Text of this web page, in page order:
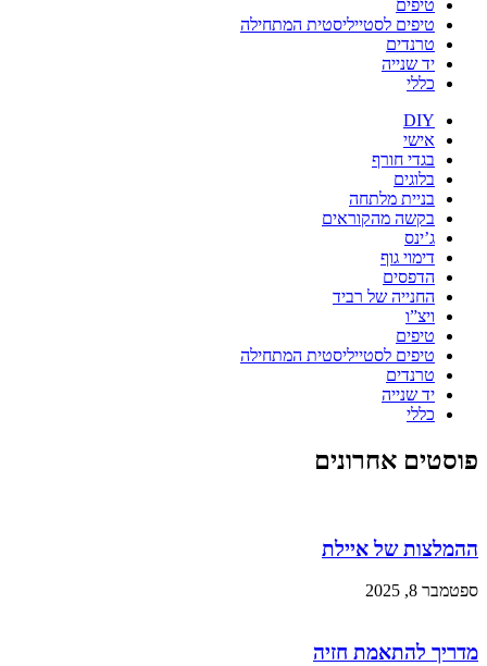
טיפים
טיפים לסטייליסטית המתחילה
טרנדים
יד שנייה
כללי
DIY
אישי
בגדי חורף
בלוגים
בניית מלתחה
בקשה מהקוראים
ג’ינס
דימוי גוף
הדפסים
החנייה של רביד
ויצ”ו
טיפים
טיפים לסטייליסטית המתחילה
טרנדים
יד שנייה
כללי
פוסטים אחרונים
ההמלצות של איילת
ספטמבר 8, 2025
מדריך להתאמת חזיה